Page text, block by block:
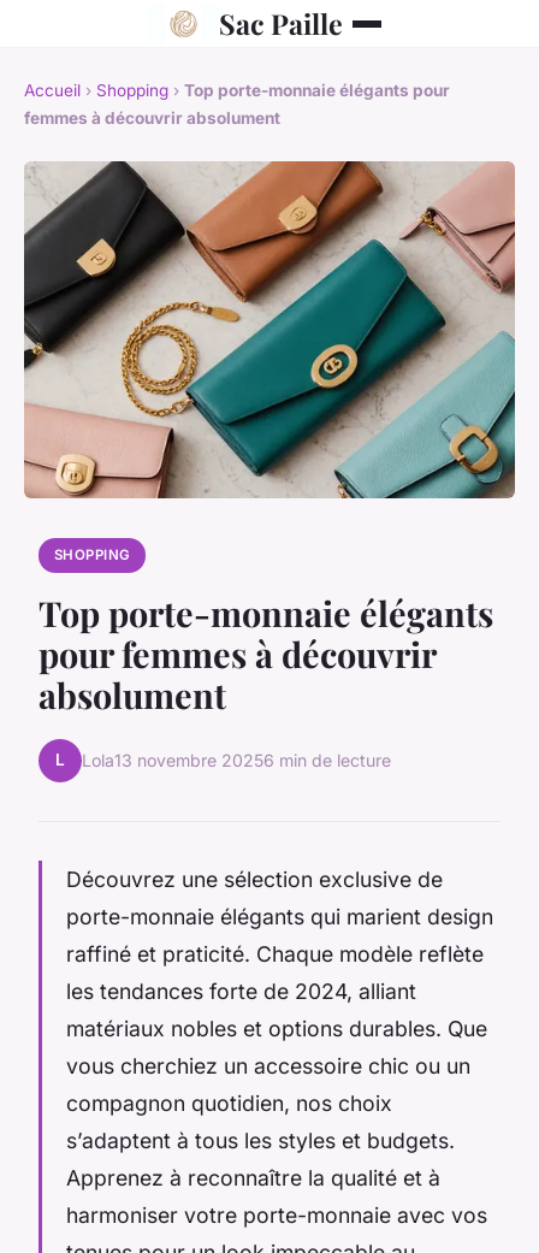
Sac Paille
Accueil › Shopping › Top porte-monnaie élégants pour
femmes à découvrir absolument
SHOPPING
Top porte-monnaie élégants
pour femmes à découvrir
absolument
L Lola13 novembre 20256 min de lecture
Découvrez une sélection exclusive de
porte-monnaie élégants qui marient design
raffiné et praticité. Chaque modèle reflète
les tendances forte de 2024, alliant
matériaux nobles et options durables. Que
vous cherchiez un accessoire chic ou un
compagnon quotidien, nos choix
s’adaptent à tous les styles et budgets.
Apprenez à reconnaître la qualité et à
harmoniser votre porte-monnaie avec vos